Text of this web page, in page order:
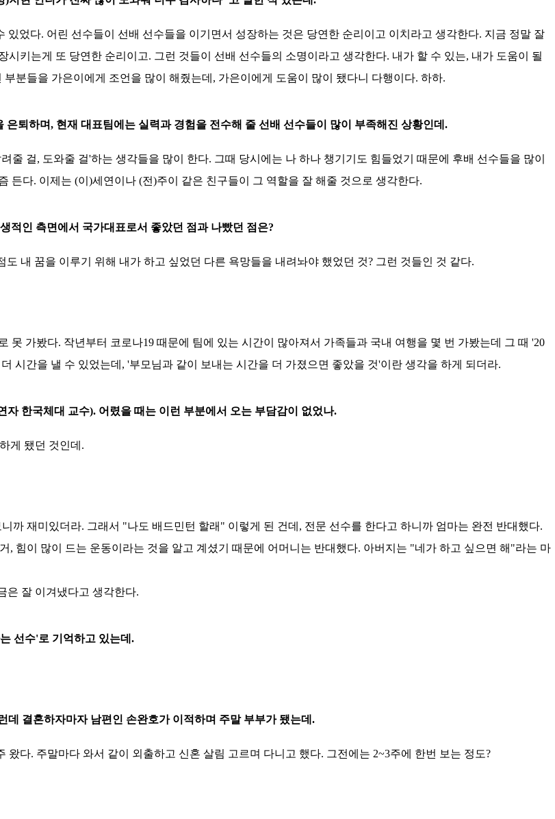
었다. 어린 선수들이 선배 선수들을 이기면서 성장하는 것은 당연한 순리이고 이치라고 생각한다. 지금 정말 잘
키는게 또 당연한 순리이고. 그런 것들이 선배 선수들의 소명이라고 생각한다. 내가 할 수 있는, 내가 도움이 될
분들을 가은이에게 조언을 많이 해줬는데, 가은이에게 도움이 많이 됐다니 다행이다. 하하.
퇴하며, 현재 대표팀에는 실력과 경험을 전수해 줄 선배 선수들이 많이 부족해진 상황인데.
걸, 도와줄 걸'하는 생각들을 많이 한다. 그때 당시에는 나 하나 챙기기도 힘들었기 때문에 후배 선수들을 많이
든다. 이제는 (이)세연이나 (전)주이 같은 친구들이 그 역할을 잘 해줄 것으로 생각한다.
적인 측면에서 국가대표로서 좋았던 점과 나빴던 점은?
내 꿈을 이루기 위해 내가 하고 싶었던 다른 욕망들을 내려놔야 했었던 것? 그런 것들인 것 같다.
못 가봤다. 작년부터 코로나19 때문에 팀에 있는 시간이 많아져서 가족들과 국내 여행을 몇 번 가봤는데 그 때 '20
시간을 낼 수 있었는데, '부모님과 같이 보내는 시간을 더 가졌으면 좋았을 것'이란 생각을 하게 되더라.
한국체대 교수). 어렸을 때는 이런 부분에서 오는 부담감이 없었나.
게 됐던 것인데.
까 재미있더라. 그래서 "나도 배드민턴 할래" 이렇게 된 건데, 전문 선수를 한다고 하니까 엄마는 완전 반대했다.
, 힘이 많이 드는 운동이라는 것을 알고 계셨기 때문에 어머니는 반대했다. 아버지는 "네가 하고 싶으면 해"라는 마
은 잘 이겨냈다고 생각한다.
선수'로 기억하고 있는데.
결혼하자마자 남편인 손완호가 이적하며 주말 부부가 됐는데.
다. 주말마다 와서 같이 외출하고 신혼 살림 고르며 다니고 했다. 그전에는 2~3주에 한번 보는 정도?